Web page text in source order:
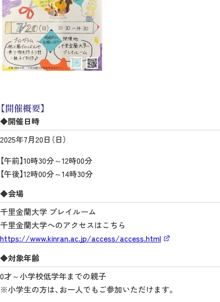
【開催概要】
◆開催日時
2025年7月20日（日）
【午前】10時30分～12時00分
【午後】12時00分～14時30分
◆会場
千里金蘭大学 プレイルーム
千里金蘭大学へのアクセスはこちら
https://www.kinran.ac.jp/access/access.html
◆対象年齢
0才～小学校低学年までの親子
※小学生の方は、お一人でもご参加いただけます。